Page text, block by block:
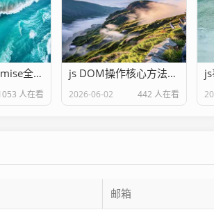
js异步编程Promise全解析
人在看
js DOM操作核心方法汇总
2026-06-02 442 人在看